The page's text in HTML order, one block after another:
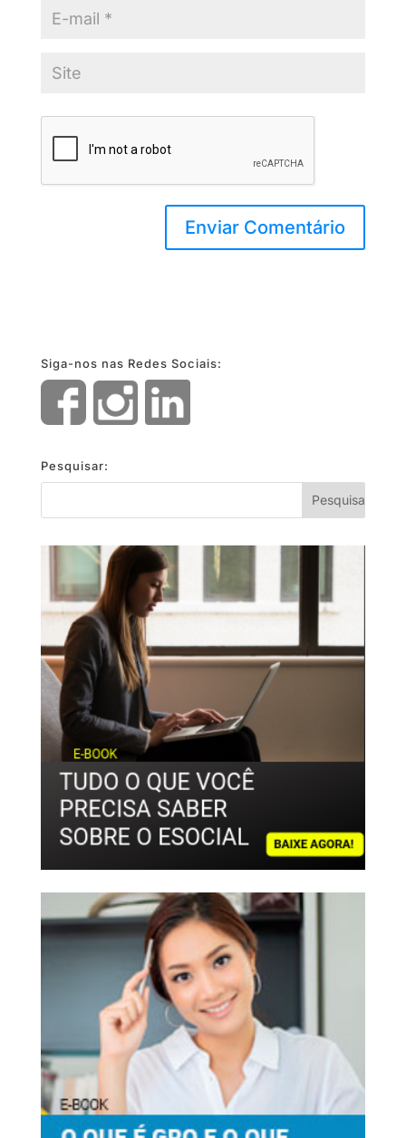
Siga-nos nas Redes Sociais:
Pesquisar: